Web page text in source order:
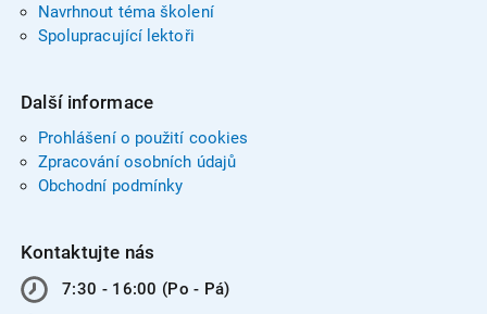
Navrhnout téma školení
Spolupracující lektoři
Další informace
Prohlášení o použití cookies
Zpracování osobních údajů
Obchodní podmínky
Kontaktujte nás
7:30 - 16:00 (Po - Pá)